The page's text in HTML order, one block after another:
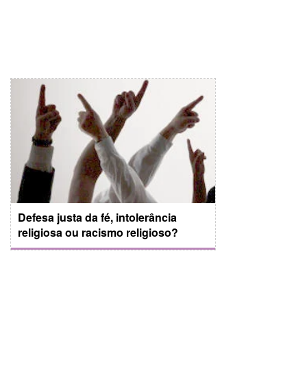
Defesa justa da fé, intolerância
religiosa ou racismo religioso?